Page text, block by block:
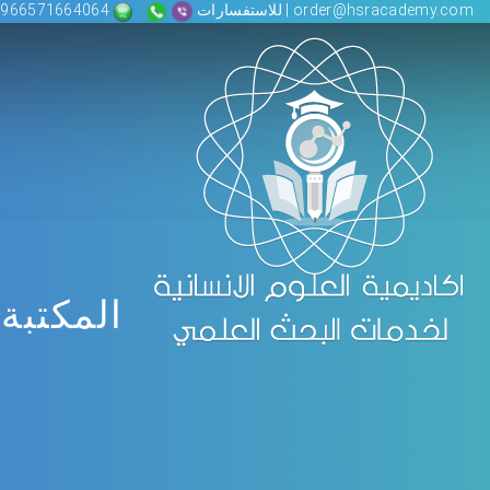
order@hsracademy.com | للاستفسارات 00966571664064